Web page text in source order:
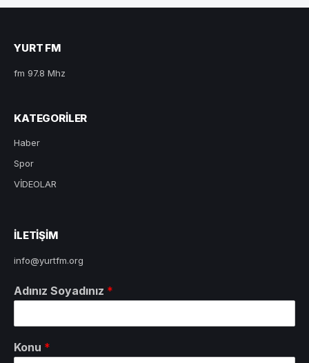
YURT FM
fm 97.8 Mhz
KATEGORILER
Haber
Spor
VİDEOLAR
ILETIŞIM
info@yurtfm.org
Adınız Soyadınız *
Konu *